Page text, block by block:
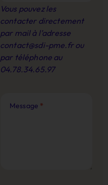
Vous pouvez les
contacter directement
par mail à l’adresse
contact@sdi-pme.frou
par téléphone au
04.78.34.65.97
Message *